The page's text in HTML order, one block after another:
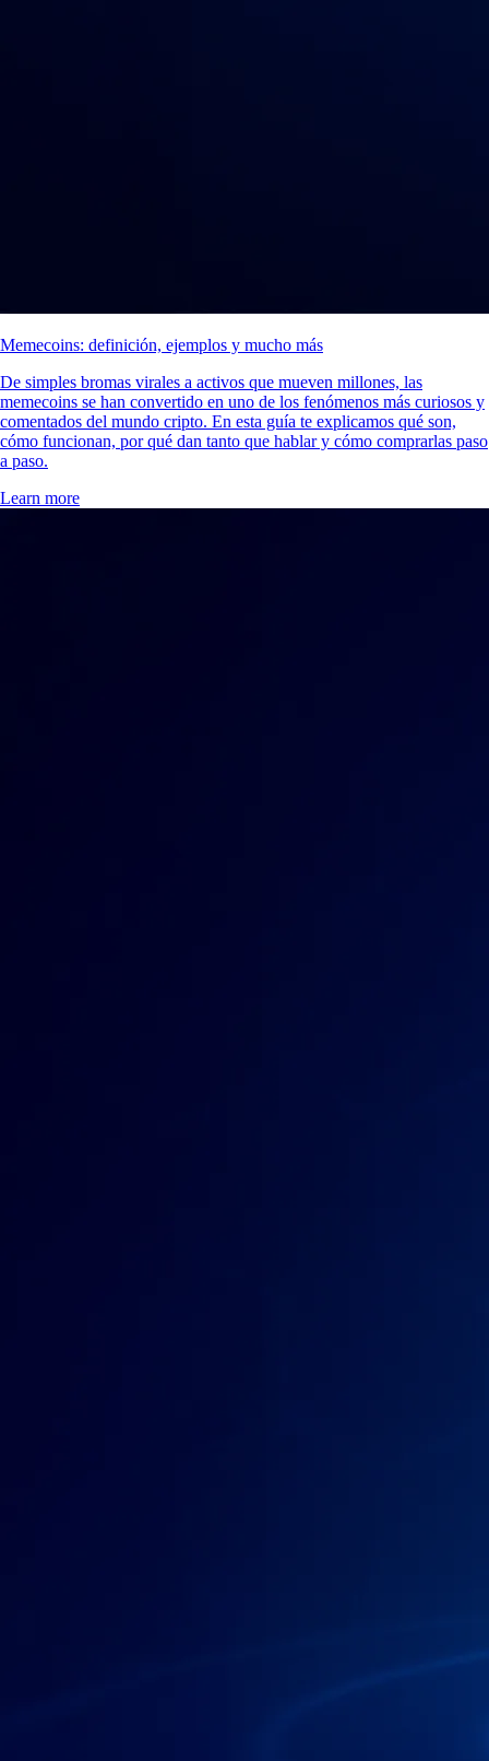
Memecoins: definición, ejemplos y mucho más
De simples bromas virales a activos que mueven millones, las
memecoins se han convertido en uno de los fenómenos más curiosos y
comentados del mundo cripto. En esta guía te explicamos qué son,
cómo funcionan, por qué dan tanto que hablar y cómo comprarlas paso
a paso.
Learn more